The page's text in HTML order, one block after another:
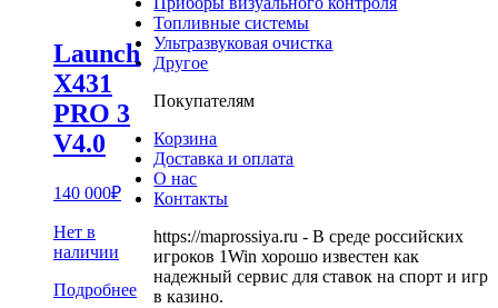
Launch
X431
PRO 3
V4.0
140 000₽
Нет в
наличии
Подробнее
Топливные системы
Ультразвуковая очистка
Другое
Покупателям
Корзина
Доставка и оплата
О нас
Контакты
https://maprossiya.ru - В среде российских
игроков 1Win хорошо известен как
надежный сервис для ставок на спорт и игр
в казино.